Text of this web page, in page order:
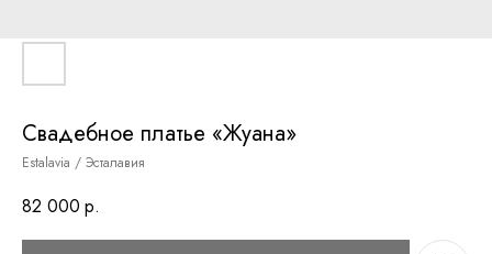
Свадебное платье «Жуана»
Estalavia / Эсталавия
82 000 р.